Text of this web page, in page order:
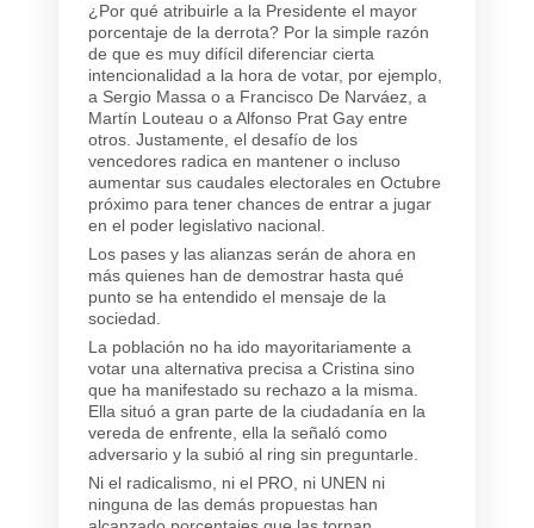
¿Por qué atribuirle a la Presidente el mayor
porcentaje de la derrota? Por la simple razón
de que es muy difícil diferenciar cierta
intencionalidad a la hora de votar, por ejemplo,
a Sergio Massa o a Francisco De Narváez, a
Martín Louteau o a Alfonso Prat Gay entre
otros. Justamente, el desafío de los
vencedores radica en mantener o incluso
aumentar sus caudales electorales en Octubre
próximo para tener chances de entrar a jugar
en el poder legislativo nacional.
Los pases y las alianzas serán de ahora en
más quienes han de demostrar hasta qué
punto se ha entendido el mensaje de la
sociedad.
La población no ha ido mayoritariamente a
votar una alternativa precisa a Cristina sino
que ha manifestado su rechazo a la misma.
Ella situó a gran parte de la ciudadanía en la
vereda de enfrente, ella la señaló como
adversario y la subió al ring sin preguntarle.
Ni el radicalismo, ni el PRO, ni UNEN ni
ninguna de las demás propuestas han